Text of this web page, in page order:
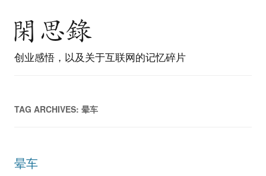
创业感悟，以及关于互联网的记忆碎片
TAG ARCHIVES: 晕车
晕车